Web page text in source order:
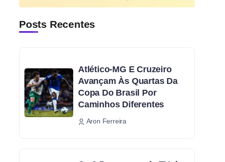
Posts Recentes
Atlético-MG E Cruzeiro
Avançam Às Quartas Da
Copa Do Brasil Por
Caminhos Diferentes
Aron Ferreira